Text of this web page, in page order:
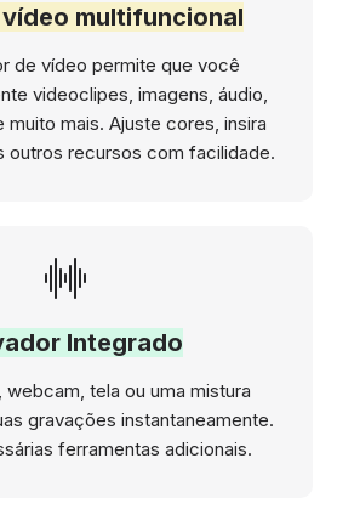
multifuncional
de vídeo permite que você
videoclipes, imagens, áudio,
muito mais. Ajuste cores, insira
outros recursos com facilidade.
Integrado
webcam, tela ou uma mistura
gravações instantaneamente.
ferramentas adicionais.